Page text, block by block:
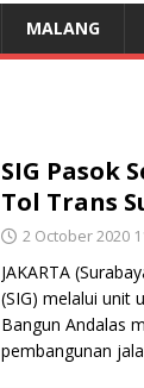
MALANG
SIG Pasok
Tol Trans
2 October 2020
JAKARTA
(SIG) melalui unit
Bangun Andalas
pembangunan